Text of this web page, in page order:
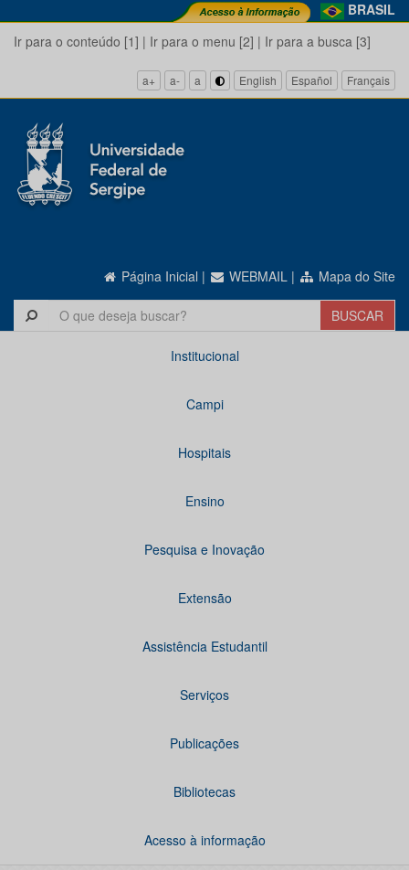
BRASIL
Ir para o conteúdo [1] | Ir para o menu [2] | Ir para a busca [3]
a+ a- a English Español Français
Página Inicial | WEBMAIL | Mapa do Site
Institucional
Campi
Hospitais
Ensino
Pesquisa e Inovação
Extensão
Assistência Estudantil
Serviços
Publicações
Bibliotecas
Acesso à informação